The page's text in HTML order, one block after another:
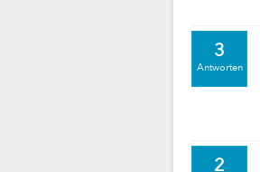
3
Antworten
2